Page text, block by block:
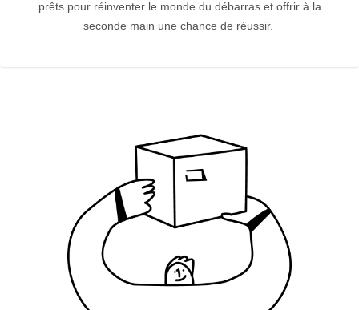
prêts pour réinventer le monde du débarras et offrir à la
seconde main une chance de réussir.